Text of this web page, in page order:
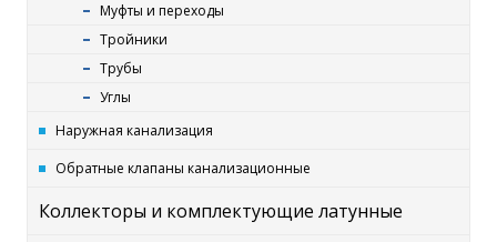
Муфты и переходы
Тройники
Трубы
Углы
Наружная канализация
Обратные клапаны канализационные
Коллекторы и комплектующие латунные